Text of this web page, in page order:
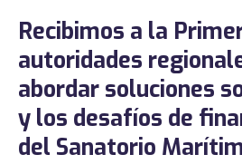
Recibimos a la
autoridades
abordar soluciones
y los desafíos de
del Sanatorio